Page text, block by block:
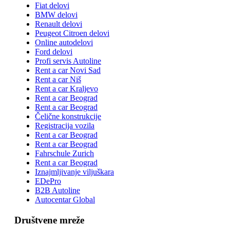
Fiat delovi
BMW delovi
Renault delovi
Peugeot Citroen delovi
Online autodelovi
Ford delovi
Profi servis Autoline
Rent a car Novi Sad
Rent a car Niš
Rent a car Kraljevo
Rent a car Beograd
Rent a car Beograd
Čelične konstrukcije
Registracija vozila
Rent a car Beograd
Rent a car Beograd
Fahrschule Zurich
Rent a car Beograd
Iznajmljivanje viljuškara
EDePro
B2B Autoline
Autocentar Global
Društvene mreže